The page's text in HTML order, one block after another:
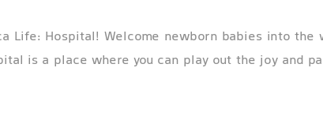
Life: Hospital! Welcome newborn babies into the
is a place where you can play out the joy and